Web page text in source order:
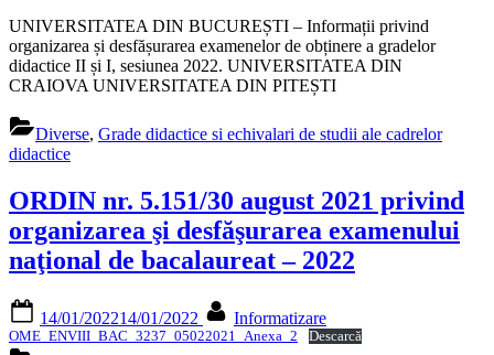
UNIVERSITATEA DIN BUCUREȘTI – Informații privind
organizarea și desfășurarea examenelor de obținere a gradelor
didactice II și I, sesiunea 2022. UNIVERSITATEA DIN
CRAIOVA UNIVERSITATEA DIN PITEȘTI
Diverse, Grade didactice si echivalari de studii ale cadrelor
didactice
ORDIN nr. 5.151/30 august 2021 privind
organizarea şi desfăşurarea examenului
naţional de bacalaureat – 2022
on
14/01/202214/01/2022 Informatizare
OME_ENVIII_BAC_3237_05022021_Anexa_2 Descarcă